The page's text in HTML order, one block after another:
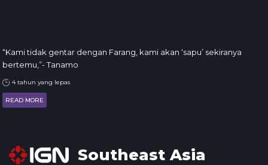
“Kami tidak gentar dengan Farang, kami akan ‘sapu’ sekiranya
bertemu,”- Tanamo
4 tahun yang lepas
READ MORE
Southeast Asia